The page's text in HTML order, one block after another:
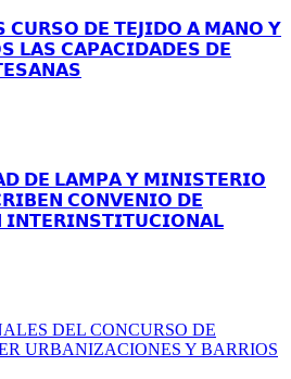
𝗗𝗘 𝗧𝗘𝗝𝗜𝗗𝗢 𝗔 𝗠𝗔𝗡𝗢 𝗬
𝗟𝗔𝗦 𝗖𝗔𝗣𝗔𝗖𝗜𝗗𝗔𝗗𝗘𝗦 𝗗𝗘
𝗗𝗘 𝗟𝗔𝗠𝗣𝗔 𝗬 𝗠𝗜𝗡𝗜𝗦𝗧𝗘𝗥𝗜𝗢
𝗖𝗢𝗡𝗩𝗘𝗡𝗜𝗢 𝗗𝗘
DEL CONCURSO DE
URBANIZACIONES Y BARRIOS